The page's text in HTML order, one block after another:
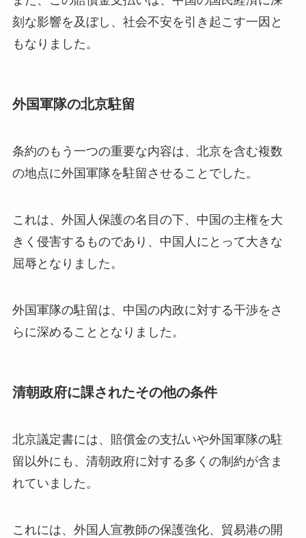
刻な影響を及ぼし、社会不安を引き起こす一因と
もなりました。
外国軍隊の北京駐留
条約のもう一つの重要な内容は、北京を含む複数
の地点に外国軍隊を駐留させることでした。
これは、外国人保護の名目の下、中国の主権を大
きく侵害するものであり、中国人にとって大きな
屈辱となりました。
外国軍隊の駐留は、中国の内政に対する干渉をさ
らに深めることとなりました。
清朝政府に課されたその他の条件
北京議定書には、賠償金の支払いや外国軍隊の駐
留以外にも、清朝政府に対する多くの制約が含ま
れていました。
これには、外国人宣教師の保護強化、貿易港の開